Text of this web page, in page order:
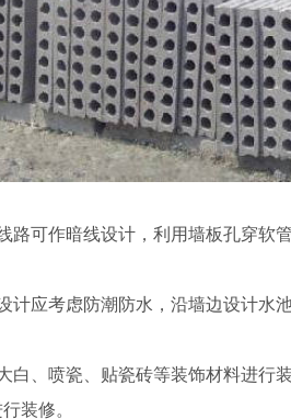
路可作暗线设计，利用墙板孔穿软
计应考虑防潮防水，沿墙边设计水
白、喷瓷、贴瓷砖等装饰材料进行
装修。